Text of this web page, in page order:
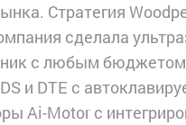
Стратегия
сделала
с любым
и DTE с
Ai-Motor с